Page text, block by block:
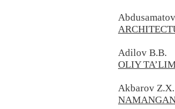
Adilov B.B.
ОLIY
Akbarov Z.X.